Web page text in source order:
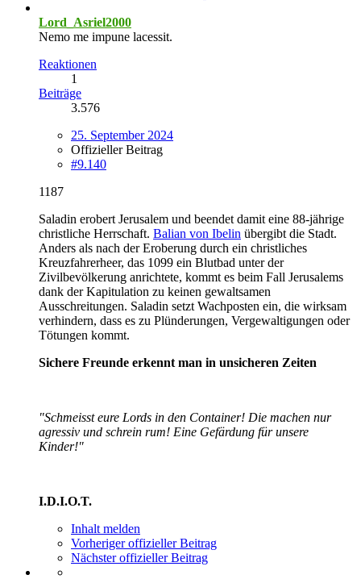
Lord_Asriel2000
Nemo me impune lacessit.
Reaktionen
1
Beiträge
3.576
25. September 2024
Offizieller Beitrag
#9.140
1187
Saladin erobert Jerusalem und beendet damit eine 88-jährige
christliche Herrschaft. Balian von Ibelin übergibt die Stadt.
Anders als nach der Eroberung durch ein christliches
Kreuzfahrerheer, das 1099 ein Blutbad unter der
Zivilbevölkerung anrichtete, kommt es beim Fall Jerusalems
dank der Kapitulation zu keinen gewaltsamen
Ausschreitungen. Saladin setzt Wachposten ein, die wirksam
verhindern, dass es zu Plünderungen, Vergewaltigungen oder
Tötungen kommt.
Sichere Freunde erkennt man in unsicheren Zeiten
"Schmeisst eure Lords in den Container! Die machen nur
agressiv und schrein rum! Eine Gefärdung für unsere
Kinder!"
I.D.I.O.T.
Inhalt melden
Vorheriger offizieller Beitrag
Nächster offizieller Beitrag